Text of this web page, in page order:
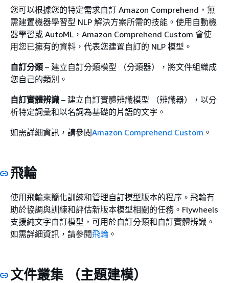
您可以根據您的特定需求自訂 Amazon Comprehend，無
需建置機器學習型 NLP 解決方案所需的技能。使用自動機
器學習或 AutoML，Amazon Comprehend Custom 會使
用您已擁有的資料，代表您建置自訂的 NLP 模型。
自訂分類 – 建立自訂分類模型 （分類器），將文件組織成
您自己的類別。
自訂實體辨識 – 建立自訂實體辨識模型 （辨識器），以分
析特定詞彙和以名詞為基礎的片語的文字。
如需詳細資訊，請參閱Amazon Comprehend Custom 。
飛輪
使用飛輪來簡化訓練和管理自訂模型版本的程序。飛輪有
助於協調與訓練和評估新版本模型相關的任務。Flywheels
支援純文字自訂模型，可用於自訂分類和自訂實體辨識。
如需詳細資訊，請參閱飛輪 。
文件叢集 （主題建模）